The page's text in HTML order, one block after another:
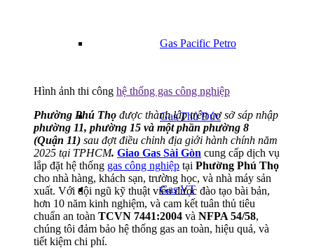
Gas Pacific Petro
Gas Thủ Đức
Gas VT
Hình ảnh thi công hệ thống gas công nghiệp
Phường Phú Thọ được thành lập trên cơ sở sáp nhập
phường 11, phường 15 và một phần phường 8
(Quận 11) sau đợt điều chỉnh địa giới hành chính năm
2025 tại TPHCM. Giao Gas Sài Gòn cung cấp dịch vụ
lắp đặt hệ thống gas công nghiệp tại Phường Phú Thọ
cho nhà hàng, khách sạn, trường học, và nhà máy sản
xuất. Với đội ngũ kỹ thuật viên được đào tạo bài bản,
hơn 10 năm kinh nghiệm, và cam kết tuân thủ tiêu
chuẩn an toàn TCVN 7441:2004 và NFPA 54/58,
chúng tôi đảm bảo hệ thống gas an toàn, hiệu quả, và
tiết kiệm chi phí.